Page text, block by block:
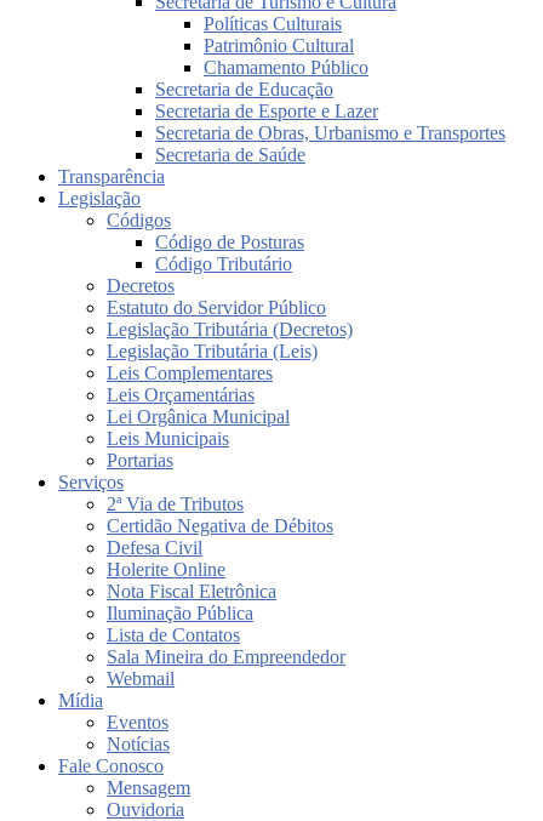
Políticas Culturais
Patrimônio Cultural
Chamamento Público
Secretaria de Educação
Secretaria de Esporte e Lazer
Secretaria de Obras, Urbanismo e Transportes
Secretaria de Saúde
Transparência
Legislação
Códigos
Código de Posturas
Código Tributário
Decretos
Estatuto do Servidor Público
Legislação Tributária (Decretos)
Legislação Tributária (Leis)
Leis Complementares
Leis Orçamentárias
Lei Orgânica Municipal
Leis Municipais
Portarias
Serviços
2ª Via de Tributos
Certidão Negativa de Débitos
Defesa Civil
Holerite Online
Nota Fiscal Eletrônica
Iluminação Pública
Lista de Contatos
Sala Mineira do Empreendedor
Webmail
Mídia
Eventos
Notícias
Fale Conosco
Mensagem
Ouvidoria